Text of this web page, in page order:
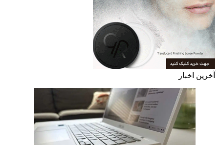
آخرین اخبار